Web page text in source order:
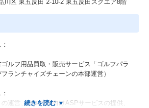
川区 東五反田 2-10-2 東五反田スクエア8階
ルフ用品買取・販売サービス「ゴルフパラ
ランチャイズチェーンの本部運営）
の運営、ゴルフ場向けASPサービスの提供、